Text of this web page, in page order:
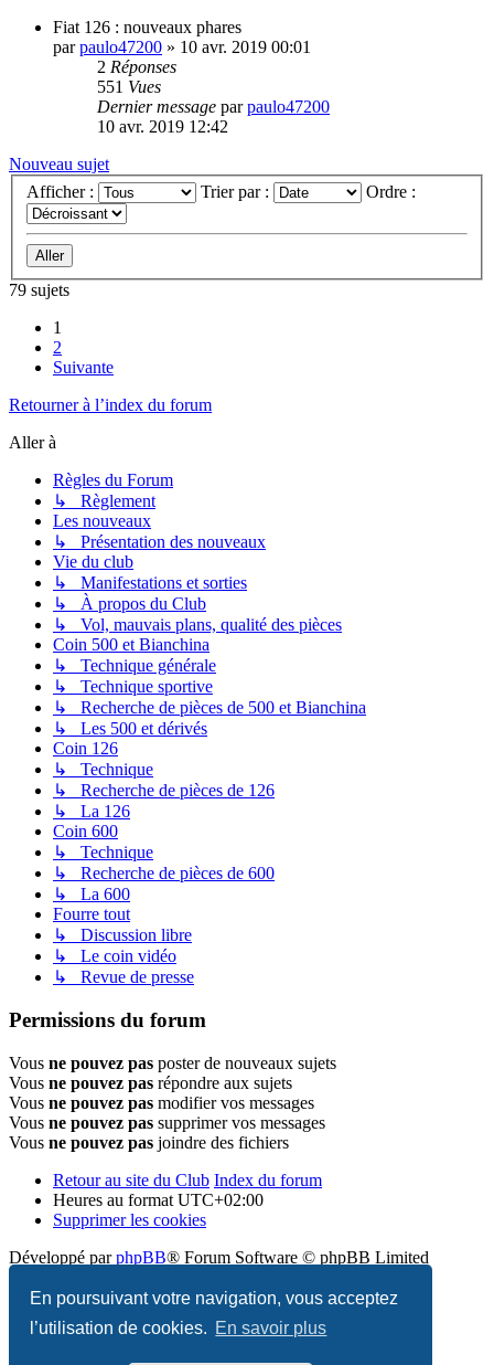
En poursuivant votre navigation, vous acceptez
l’utilisation de cookies. En savoir plus
Fiat 126 : nouveaux phares
parpaulo47200 » 10 avr. 2019 00:01
2 Réponses
551 Vues
Dernier message parpaulo47200
10 avr. 2019 12:42
Nouveau sujet
Afficher :
Trier par : Ordre :
79 sujets
1
2
Suivante
Retourner à l’index du forum
Aller à
Règles du Forum
↳ Règlement
Les nouveaux
↳ Présentation des nouveaux
Vie du club
↳ Manifestations et sorties
↳ À propos du Club
↳ Vol, mauvais plans, qualité des pièces
Coin 500 et Bianchina
↳ Technique générale
↳ Technique sportive
↳ Recherche de pièces de 500 et Bianchina
↳ Les 500 et dérivés
Coin 126
↳ Technique
↳ Recherche de pièces de 126
↳ La 126
Coin 600
↳ Technique
↳ Recherche de pièces de 600
↳ La 600
Fourre tout
↳ Discussion libre
↳ Le coin vidéo
↳ Revue de presse
Permissions du forum
Vous ne pouvez pas poster de nouveaux sujets
Vous ne pouvez pas répondre aux sujets
Vous ne pouvez pas modifier vos messages
Vous ne pouvez pas supprimer vos messages
Vous ne pouvez pas joindre des fichiers
Retour au site du Club Index du forum
Heures au format UTC+02:00
Supprimer les cookies
Développé parphpBB® Forum Software © phpBB Limited
Traduit parphpBB-fr.com
Confidentialité |Conditions